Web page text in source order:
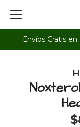
Envíos Gratis